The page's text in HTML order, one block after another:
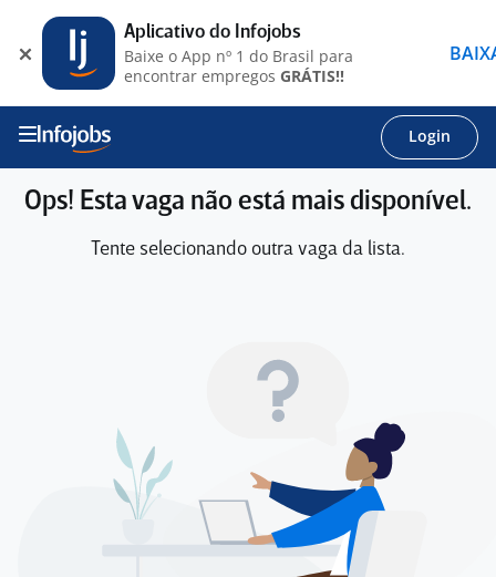
Login
Ops! Esta vaga não está mais disponível.
Tente selecionando outra vaga da lista.
Aplicativo do Infojobs
Baixe o App nº 1 do Brasil para
encontrar empregos GRÁTIS!!